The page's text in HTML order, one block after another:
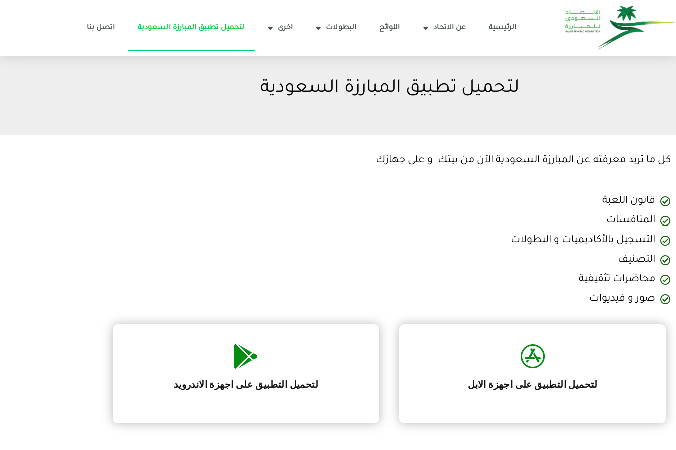
الرئيسية عن الاتحاد اللوائح البطولات اخرى لتحميل تطبيق المبارزة السعودية اتصل بنا
لتحميل تطبيق المبارزة السعودية
كل ما تريد معرفته عن المبارزة السعودية الآن من بيتك و على جهازك
‏قانون اللعبة
‏المنافسات
‏التسجيل بالأكاديميات و البطولات
التصنيف
‏محاضرات تثقيفية
‏صور و فيديوات
لتحميل التطبيق على اجهزة الابل لتحميل التطبيق على اجهزة الاندرويد